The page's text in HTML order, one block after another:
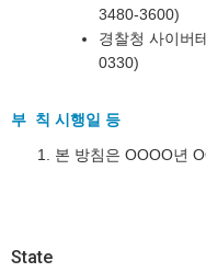
3480-3600)
경찰청 사이버
0330)
부 칙 시행일 등
본 방침은 OOOO년
State